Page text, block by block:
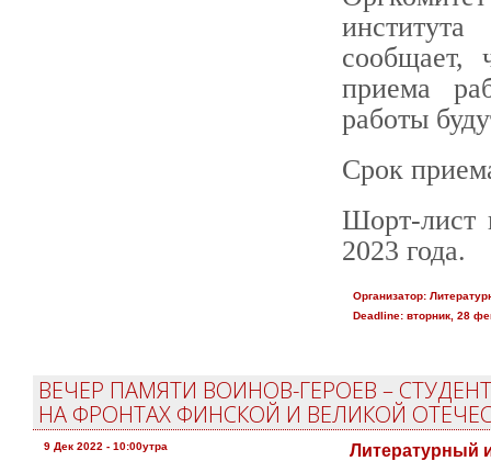
сообщает,
приема
работы
Срок
Шорт-лист
2023 года.
Организатор:
Deadline:вторник, 28
ВЕЧЕР ПАМЯТИ ВОИНОВ-ГЕРОЕВ –
НА ФРОНТАХ ФИНСКОЙ И ВЕЛИКОЙ
9 Дек 2022 - 10:00утра Литературный